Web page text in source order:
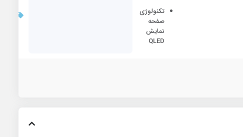
تکنولوژی
صفحه
نمایش
QLED